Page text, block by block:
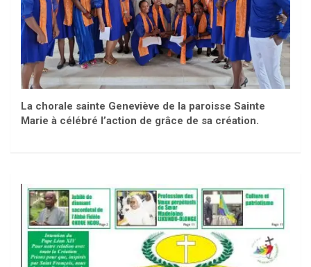
La chorale sainte Geneviève de la paroisse Sainte
Marie à célébré l’action de grâce de sa création.